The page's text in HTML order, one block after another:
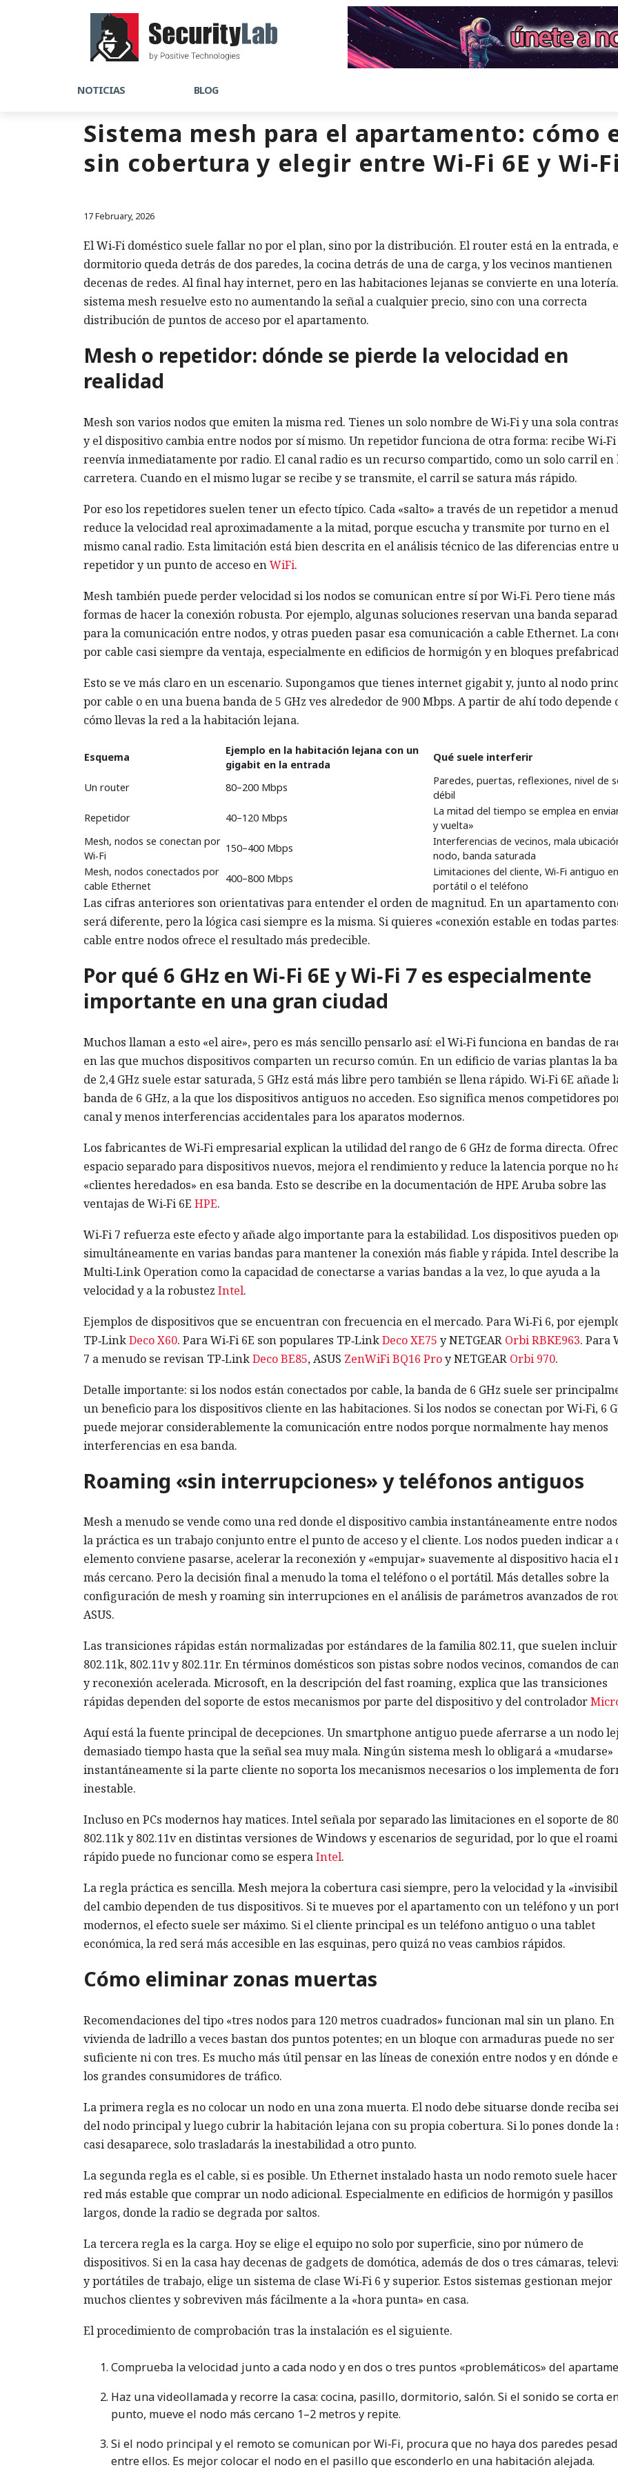
NOTICIAS BLOG
Sistema mesh para el apartamento: cómo
sin cobertura y elegir entre Wi‑Fi 6E y
17 February, 2026
El Wi‑Fi doméstico suele fallar no por el plan, sino por la distribución. El router está en la entrada,
dormitorio queda detrás de dos paredes, la cocina detrás de una de carga, y los vecinos mantienen
decenas de redes. Al final hay internet, pero en las habitaciones lejanas se convierte en una
sistema mesh resuelve esto no aumentando la señal a cualquier precio, sino con una correcta
distribución de puntos de acceso por el apartamento.
Mesh o repetidor: dónde se pierde la velocidad en
realidad
Mesh son varios nodos que emiten la misma red. Tienes un solo nombre de Wi‑Fi y una sola
y el dispositivo cambia entre nodos por sí mismo. Un repetidor funciona de otra forma: recibe
reenvía inmediatamente por radio. El canal radio es un recurso compartido, como un solo carril en
carretera. Cuando en el mismo lugar se recibe y se transmite, el carril se satura más rápido.
Por eso los repetidores suelen tener un efecto típico. Cada «salto» a través de un repetidor a
reduce la velocidad real aproximadamente a la mitad, porque escucha y transmite por turno en el
mismo canal radio. Esta limitación está bien descrita en el análisis técnico de las diferencias entre
repetidor y un punto de acceso enWiFi.
Mesh también puede perder velocidad si los nodos se comunican entre sí por Wi‑Fi. Pero tiene más
formas de hacer la conexión robusta. Por ejemplo, algunas soluciones reservan una banda
para la comunicación entre nodos, y otras pueden pasar esa comunicación a cable Ethernet. La
por cable casi siempre da ventaja, especialmente en edificios de hormigón y en bloques
Esto se ve más claro en un escenario. Supongamos que tienes internet gigabit y, junto al nodo
por cable o en una buena banda de 5 GHz ves alrededor de 900 Mbps. A partir de ahí todo depende
cómo llevas la red a la habitación lejana.
Esquema
Ejemplo en la habitación lejana con un
gigabit en la entrada
Qué suele interferir
Un router 80–200 Mbps
Paredes, puertas, reflexiones, nivel de
débil
Repetidor
40–120 Mbps
La mitad del tiempo se emplea en
y vuelta»
Mesh, nodos se conectan por
Wi‑Fi
150–400 Mbps
Interferencias de vecinos, mala
nodo, banda saturada
Mesh, nodos conectados por
cable Ethernet
400–800 Mbps
Limitaciones del cliente, Wi‑Fi antiguo
portátil o el teléfono
Las cifras anteriores son orientativas para entender el orden de magnitud. En un apartamento
será diferente, pero la lógica casi siempre es la misma. Si quieres «conexión estable en todas
cable entre nodos ofrece el resultado más predecible.
Por qué 6 GHz en Wi‑Fi 6E y Wi‑Fi 7 es especialmente
importante en una gran ciudad
Muchos llaman a esto «el aire», pero es más sencillo pensarlo así: el Wi‑Fi funciona en bandas de
en las que muchos dispositivos comparten un recurso común. En un edificio de varias plantas la
de 2,4 GHz suele estar saturada, 5 GHz está más libre pero también se llena rápido. Wi‑Fi 6E añade
banda de 6 GHz, a la que los dispositivos antiguos no acceden. Eso significa menos competidores
canal y menos interferencias accidentales para los aparatos modernos.
Los fabricantes de Wi‑Fi empresarial explican la utilidad del rango de 6 GHz de forma directa.
espacio separado para dispositivos nuevos, mejora el rendimiento y reduce la latencia porque no
«clientes heredados» en esa banda. Esto se describe en la documentación de HPE Aruba sobre las
ventajas de Wi‑Fi 6E HPE.
Wi‑Fi 7 refuerza este efecto y añade algo importante para la estabilidad. Los dispositivos pueden
simultáneamente en varias bandas para mantener la conexión más fiable y rápida. Intel describe la
Multi‑Link Operation como la capacidad de conectarse a varias bandas a la vez, lo que ayuda a la
velocidad y a la robustez Intel.
Ejemplos de dispositivos que se encuentran con frecuencia en el mercado. Para Wi‑Fi 6, por
TP‑LinkDeco X60. Para Wi‑Fi 6E son populares TP‑LinkDeco XE75 y NETGEAR Orbi RBKE963. Para
7 a menudo se revisan TP‑LinkDeco BE85, ASUS ZenWiFi BQ16 Proy NETGEAR Orbi 970.
Detalle importante: si los nodos están conectados por cable, la banda de 6 GHz suele ser
un beneficio para los dispositivos cliente en las habitaciones. Si los nodos se conectan por Wi‑Fi, 6
puede mejorar considerablemente la comunicación entre nodos porque normalmente hay menos
interferencias en esa banda.
Roaming «sin interrupciones» y teléfonos antiguos
Mesh a menudo se vende como una red donde el dispositivo cambia instantáneamente entre
la práctica es un trabajo conjunto entre el punto de acceso y el cliente. Los nodos pueden indicar a
elemento conviene pasarse, acelerar la reconexión y «empujar» suavemente al dispositivo hacia el
más cercano. Pero la decisión final a menudo la toma el teléfono o el portátil. Más detalles sobre la
configuración de mesh y roaming sin interrupciones en el análisis de parámetros avanzados de
ASUS.
Las transiciones rápidas están normalizadas por estándares de la familia 802.11, que suelen incluir
802.11k, 802.11v y 802.11r. En términos domésticos son pistas sobre nodos vecinos, comandos de
y reconexión acelerada. Microsoft, en la descripción del fast roaming, explica que las transiciones
rápidas dependen del soporte de estos mecanismos por parte del dispositivo y del controlador
Aquí está la fuente principal de decepciones. Un smartphone antiguo puede aferrarse a un nodo
demasiado tiempo hasta que la señal sea muy mala. Ningún sistema mesh lo obligará a «mudarse»
instantáneamente si la parte cliente no soporta los mecanismos necesarios o los implementa de
inestable.
Incluso en PCs modernos hay matices. Intel señala por separado las limitaciones en el soporte de
802.11k y 802.11v en distintas versiones de Windows y escenarios de seguridad, por lo que el
rápido puede no funcionar como se esperaIntel.
La regla práctica es sencilla. Mesh mejora la cobertura casi siempre, pero la velocidad y la
del cambio dependen de tus dispositivos. Si te mueves por el apartamento con un teléfono y un
modernos, el efecto suele ser máximo. Si el cliente principal es un teléfono antiguo o una tablet
económica, la red será más accesible en las esquinas, pero quizá no veas cambios rápidos.
Cómo eliminar zonas muertas
Recomendaciones del tipo «tres nodos para 120 metros cuadrados» funcionan mal sin un plano.
vivienda de ladrillo a veces bastan dos puntos potentes; en un bloque con armaduras puede no ser
suficiente ni con tres. Es mucho más útil pensar en las líneas de conexión entre nodos y en dónde
los grandes consumidores de tráfico.
La primera regla es no colocar un nodo en una zona muerta. El nodo debe situarse donde reciba
del nodo principal y luego cubrir la habitación lejana con su propia cobertura. Si lo pones donde la
casi desaparece, solo trasladarás la inestabilidad a otro punto.
La segunda regla es el cable, si es posible. Un Ethernet instalado hasta un nodo remoto suele
red más estable que comprar un nodo adicional. Especialmente en edificios de hormigón y pasillos
largos, donde la radio se degrada por saltos.
La tercera regla es la carga. Hoy se elige el equipo no solo por superficie, sino por número de
dispositivos. Si en la casa hay decenas de gadgets de domótica, además de dos o tres cámaras,
y portátiles de trabajo, elige un sistema de clase Wi‑Fi 6 y superior. Estos sistemas gestionan mejor
muchos clientes y sobreviven más fácilmente a la «hora punta» en casa.
El procedimiento de comprobación tras la instalación es el siguiente.
Comprueba la velocidad junto a cada nodo y en dos o tres puntos «problemáticos» del
Haz una videollamada y recorre la casa: cocina, pasillo, dormitorio, salón. Si el sonido se corta
punto, mueve el nodo más cercano 1–2 metros y repite.
Si el nodo principal y el remoto se comunican por Wi‑Fi, procura que no haya dos paredes
entre ellos. Es mejor colocar el nodo en el pasillo que esconderlo en una habitación alejada.